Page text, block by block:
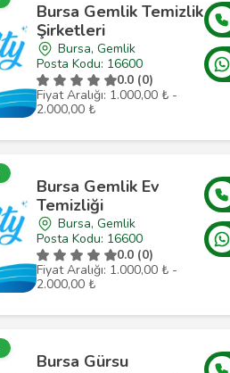
Bursa Gemlik Temizlik
Şirketleri
Bursa, Gemlik
Posta Kodu: 16600
0.0 (0)
Fiyat Aralığı: 1.000,00 ₺ -
2.000,00 ₺
Bursa Gemlik Ev
Temizliği
Bursa, Gemlik
Posta Kodu: 16600
0.0 (0)
Fiyat Aralığı: 1.000,00 ₺ -
2.000,00 ₺
Bursa Gürsu